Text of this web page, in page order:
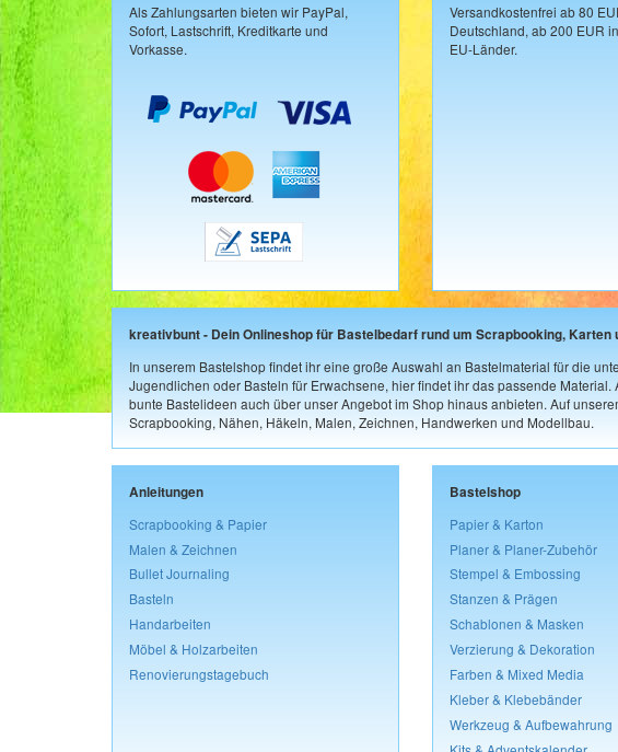
Als Zahlungsarten bieten wir PayPal,
Sofort, Lastschrift, Kreditkarte und
Vorkasse.
Versandkostenfrei ab 80
Deutschland, ab 200 EUR
EU-Länder.
kreativbunt - Dein Onlineshop für Bastelbedarf rund um Scrapbooking, Karten
In unserem Bastelshop findet ihr eine große Auswahl an Bastelmaterial für die
Jugendlichen oder Basteln für Erwachsene, hier findet ihr das passende
bunte Bastelideen auch über unser Angebot im Shop hinaus anbieten. Auf
Scrapbooking, Nähen, Häkeln, Malen, Zeichnen, Handwerken und Modellbau.
Anleitungen
Scrapbooking & Papier
Malen & Zeichnen
Bullet Journaling
Basteln
Handarbeiten
Möbel & Holzarbeiten
Renovierungstagebuch
Bastelshop
Papier & Karton
Planer & Planer-Zubehör
Stempel & Embossing
Stanzen & Prägen
Schablonen & Masken
Verzierung & Dekoration
Farben & Mixed Media
Kleber & Klebebänder
Werkzeug & Aufbewahrung